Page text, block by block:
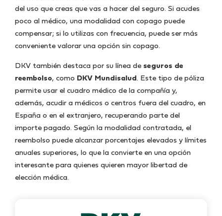
del uso que creas que vas a hacer del seguro. Si acudes
poco al médico, una modalidad con copago puede
compensar; si lo utilizas con frecuencia, puede ser más
conveniente valorar una opción sin copago.
DKV también destaca por su línea de seguros de
reembolso, como DKV Mundisalud . Este tipo de póliza
permite usar el cuadro médico de la compañía y,
además, acudir a médicos o centros fuera del cuadro, en
España o en el extranjero, recuperando parte del
importe pagado. Según la modalidad contratada, el
reembolso puede alcanzar porcentajes elevados y límites
anuales superiores, lo que la convierte en una opción
interesante para quienes quieren mayor libertad de
elección médica.